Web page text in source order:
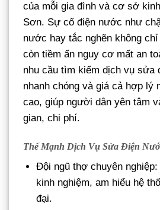
của mỗi gia đình và cơ sở
Sơn. Sự cố điện nước như
nước hay tắc nghẽn không
còn tiềm ẩn nguy cơ mất an
nhu cầu tìm kiếm dịch vụ sửa
nhanh chóng và giá cả hợp lý
cao, giúp người dân yên tâm
gian, chi phí.
Thế Mạnh Dịch Vụ Sửa Điện
Đội ngũ thợ chuyên
kinh nghiệm, am hiểu hệ
đại.